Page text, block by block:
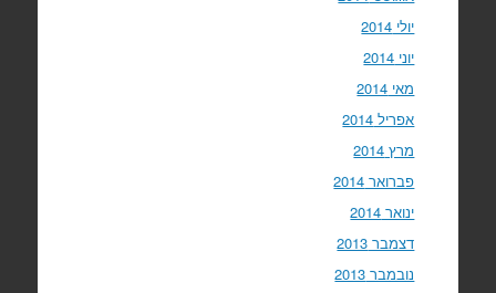
יולי 2014
יוני 2014
מאי 2014
אפריל 2014
מרץ 2014
פברואר 2014
ינואר 2014
דצמבר 2013
נובמבר 2013